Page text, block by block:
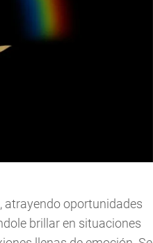
atrayendo oportunidades
brillar en situaciones